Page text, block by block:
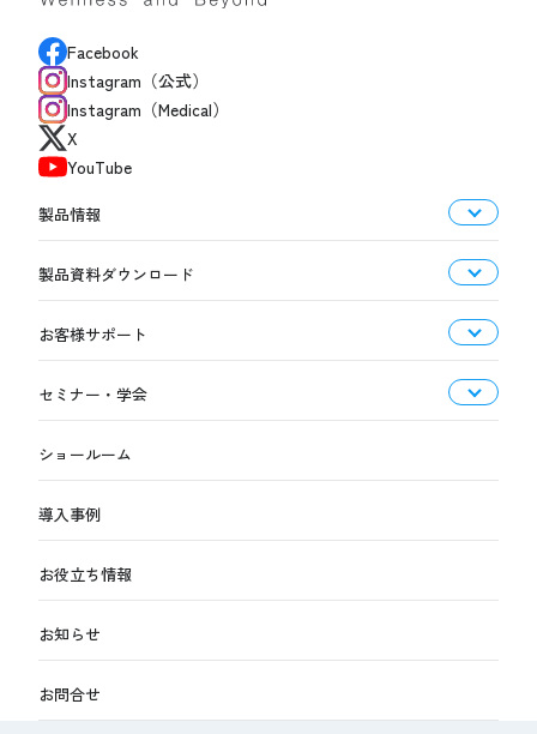
Facebook
Instagram（公式）
Instagram（Medical）
X
YouTube
製品情報
製品資料ダウンロード
お客様サポート
セミナー・学会
ショールーム
導入事例
お役立ち情報
お知らせ
お問合せ